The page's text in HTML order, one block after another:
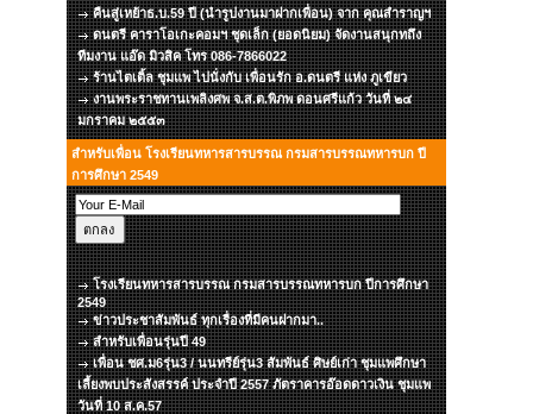
คืนสู่เหย้าธ.บ.59 ปี (นำรูปงานมาฝากเพื่อน) จาก คุณสำราญฯ
ดนตรี คาราโอเกะคอมฯ ชุดเล็ก (ยอดนิยม) จัดงานสนุกทถึง
ทีมงาน แอ๊ด มิวสิค โทร 086-7866022
ร้านไตเติ้ล ชุมแพ ไปนั่งกับ เพื่อนรัก อ.ดนตรี แห่ง ภูเขียว
งานพระราชทานเพลิงศพ จ.ส.ต.พิภพ ดอนศรีแก้ว วันที่ ๒๔
มกราคม ๒๕๕๓
สำหรับเพื่อน โรงเรียนทหารสารบรรณ กรมสารบรรณทหารบก ปี
การศึกษา 2549
โรงเรียนทหารสารบรรณ กรมสารบรรณทหารบก ปีการศึกษา
2549
ข่าวประชาสัมพันธ์ ทุกเรื่องที่มีคนฝากมา..
สำหรับเพื่อนรุ่นปี 49
เพื่อน ชศ.ม6รุ่น3 / นนทรีย์รุ่น3 สัมพันธ์ ศิษย์เก่า ชุมแพศึกษา
เลี้ยงพบประสังสรรค์ ประจำปี 2557 ภัตราคารอ๊อดดาวเงิน ชุมแพ
วันที่ 10 ส.ค.57